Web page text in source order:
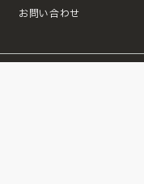
お問い合わせ